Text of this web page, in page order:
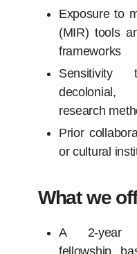
Exposure to
(MIR) tools
frameworks
Sensitivity
decolonial,
research
Prior
or cultural
What we
A 2-year